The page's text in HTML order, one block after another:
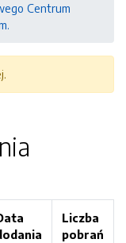
Centrum
Liczba
pobrań